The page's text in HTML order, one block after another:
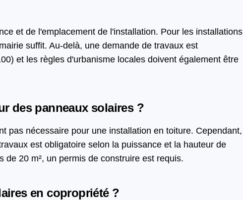
et de l'emplacement de l'installation. Pour les installations
suffit. Au-delà, une demande de travaux est
et les règles d'urbanisme locales doivent également être
des panneaux solaires ?
pas nécessaire pour une installation en toiture. Cependant,
est obligatoire selon la puissance et la hauteur de
de 20 m², un permis de construire est requis.
en copropriété ?